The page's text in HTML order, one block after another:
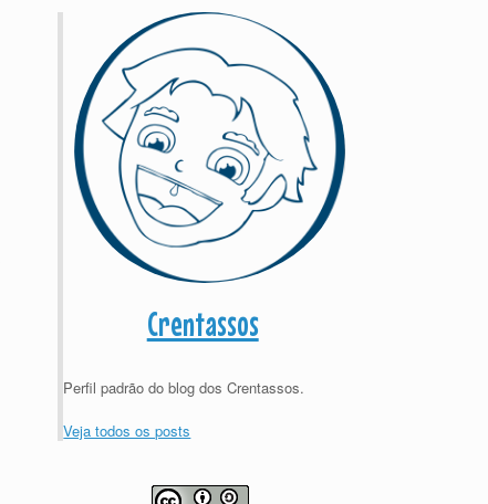
Crentassos
Perfil padrão do blog dos Crentassos.
Veja todos os posts